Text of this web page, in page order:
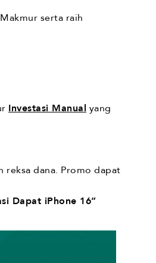
serta raih
Investasi Manual yang
reksa dana. Promo dapat
Dapat iPhone 16”